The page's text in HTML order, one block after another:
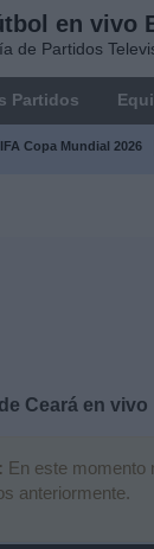
en vivo
de Partidos
Partidos
Copa Mundial 2026
Ceará en vivo
En este momento
anteriormente.